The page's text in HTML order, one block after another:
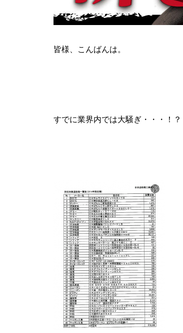
ビックディッパー様
物件視察
物件視察③
皆様、こんばんは。
すでに業界内では大騒ぎ・・・！？